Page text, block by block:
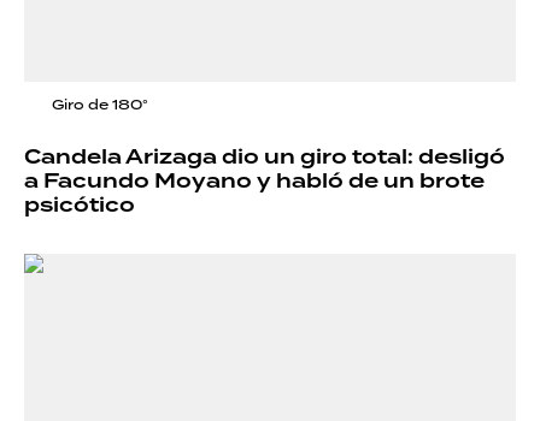
Giro de 180°
Candela Arizaga dio un giro total: desligó
a Facundo Moyano y habló de un brote
psicótico